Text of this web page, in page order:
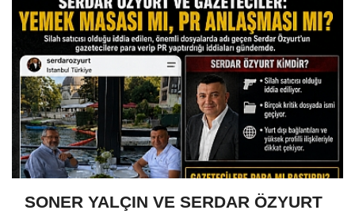
SONER YALÇIN VE SERDAR ÖZYURT